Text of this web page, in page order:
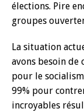
élections. Pire
groupes
La situation
avons besoin
pour le
99% pour
incroyables